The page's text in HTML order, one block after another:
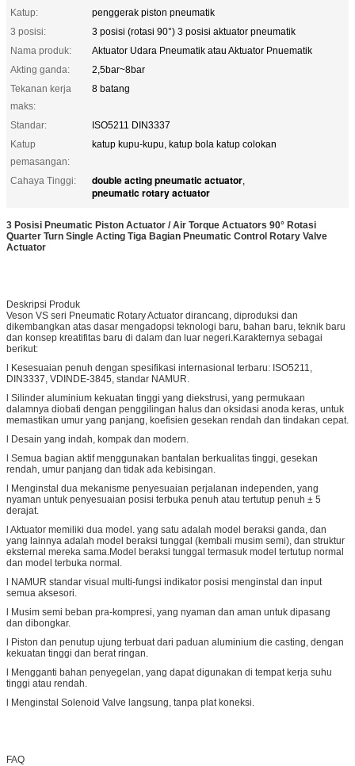
Katup:
penggerak piston pneumatik
3 posisi:
3 posisi (rotasi 90°) 3 posisi aktuator pneumatik
Nama produk:
Aktuator Udara Pneumatik atau Aktuator Pnuematik
Akting ganda:
2,5bar~8bar
Tekanan kerja
maks:
8 batang
Standar:
ISO5211 DIN3337
Katup
pemasangan:
katup kupu-kupu, katup bola katup colokan
Cahaya Tinggi: double acting pneumatic actuator,
pneumatic rotary actuator
3 Posisi Pneumatic Piston Actuator / Air Torque Actuators 90° Rotasi
Quarter Turn Single Acting Tiga Bagian Pneumatic Control Rotary Valve
Actuator
Deskripsi Produk
Veson VS seri Pneumatic Rotary Actuator dirancang, diproduksi dan
dikembangkan atas dasar mengadopsi teknologi baru, bahan baru, teknik baru
dan konsep kreatifitas baru di dalam dan luar negeri.Karakternya sebagai
berikut:
l Kesesuaian penuh dengan spesifikasi internasional terbaru: ISO5211,
DIN3337, VDINDE-3845, standar NAMUR.
l Silinder aluminium kekuatan tinggi yang diekstrusi, yang permukaan
dalamnya diobati dengan penggilingan halus dan oksidasi anoda keras, untuk
memastikan umur yang panjang, koefisien gesekan rendah dan tindakan cepat.
l Desain yang indah, kompak dan modern.
l Semua bagian aktif menggunakan bantalan berkualitas tinggi, gesekan
rendah, umur panjang dan tidak ada kebisingan.
l Menginstal dua mekanisme penyesuaian perjalanan independen, yang
nyaman untuk penyesuaian posisi terbuka penuh atau tertutup penuh ± 5
derajat.
l Aktuator memiliki dua model. yang satu adalah model beraksi ganda, dan
yang lainnya adalah model beraksi tunggal (kembali musim semi), dan struktur
eksternal mereka sama.Model beraksi tunggal termasuk model tertutup normal
dan model terbuka normal.
l NAMUR standar visual multi-fungsi indikator posisi menginstal dan input
semua aksesori.
l Musim semi beban pra-kompresi, yang nyaman dan aman untuk dipasang
dan dibongkar.
l Piston dan penutup ujung terbuat dari paduan aluminium die casting, dengan
kekuatan tinggi dan berat ringan.
l Mengganti bahan penyegelan, yang dapat digunakan di tempat kerja suhu
tinggi atau rendah.
l Menginstal Solenoid Valve langsung, tanpa plat koneksi.
FAQ